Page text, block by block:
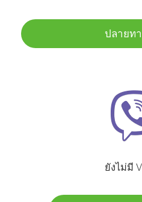
ปลายท
ยังไม่มี